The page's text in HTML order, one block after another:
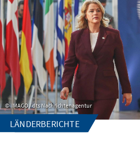
IMAGO / dts Nachrichtenagentur
LÄNDERBERICHTE